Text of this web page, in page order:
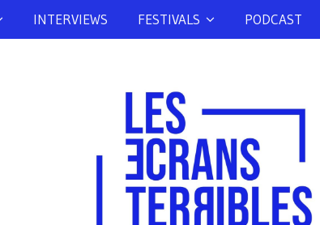
INTERVIEWS FESTIVALS PODCAST